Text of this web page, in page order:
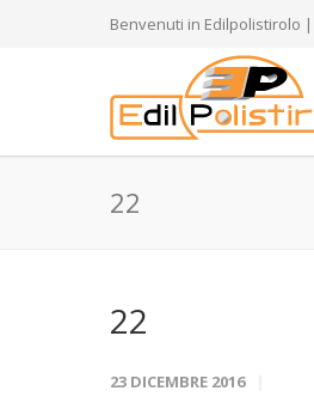
Benvenuti in Edilpolistirolo
22
22
23 DICEMBRE 2016